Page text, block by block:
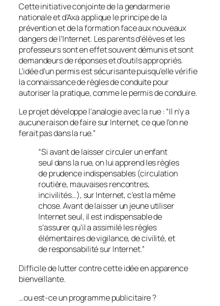
Cette initiative conjointe de la gendarmerie
nationale et d’Axa applique le principe de la
prévention et de la formation face aux nouveaux
dangers de l’Internet. Les parents d’élèves et les
professeurs sont en effet souvent démunis et sont
demandeurs de réponses et d’outils appropriés.
L’idée d’un permis est sécurisante puisqu’elle vérifie
la connaissance de règles de conduite pour
autoriser la pratique, comme le permis de conduire.
Le projet développe l’analogie avec la rue : “Il n’y a
aucune raison de faire sur Internet, ce que l’on ne
ferait pas dans la rue.”
“Si avant de laisser circuler un enfant
seul dans la rue, on lui apprend les règles
de prudence indispensables (circulation
routière, mauvaises rencontres,
incivilités…), sur Internet, c’est la même
chose. Avant de laisser un jeune utiliser
Internet seul, il est indispensable de
s’assurer qu’il a assimilé les règles
élémentaires de vigilance, de civilité, et
de responsabilité sur Internet.”
Difficile de lutter contre cette idée en apparence
bienveillante.
…ou est-ce un programme publicitaire ?